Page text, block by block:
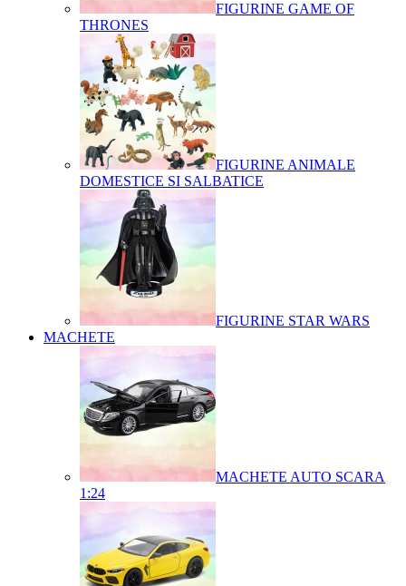
FIGURINE GAME OF
THRONES
FIGURINE ANIMALE
DOMESTICE SI SALBATICE
FIGURINE STAR WARS
MACHETE
MACHETE AUTO SCARA
1:24